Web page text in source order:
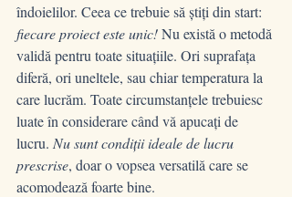
îndoielilor. Ceea ce trebuie să știți din start:
fiecare proiect este unic! Nu există o metodă
validă pentru toate situațiile. Ori suprafața
diferă, ori uneltele, sau chiar temperatura la
care lucrăm. Toate circumstanțele trebuiesc
luate în considerare când vă apucați de
lucru. Nu sunt condiții ideale de lucru
prescrise, doar o vopsea versatilă care se
acomodează foarte bine.